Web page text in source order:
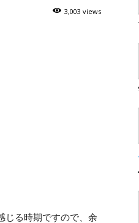
3,003 views
じる時期ですので、余